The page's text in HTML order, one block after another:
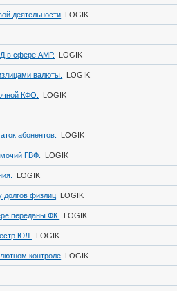
деятельности LOGIK
в сфере АМР. LOGIK
валюты. LOGIK
КФО. LOGIK
абонентов. LOGIK
ГВФ. LOGIK
LOGIK
долгов физлиц LOGIK
переданы ФК. LOGIK
ЮЛ. LOGIK
контроле LOGIK